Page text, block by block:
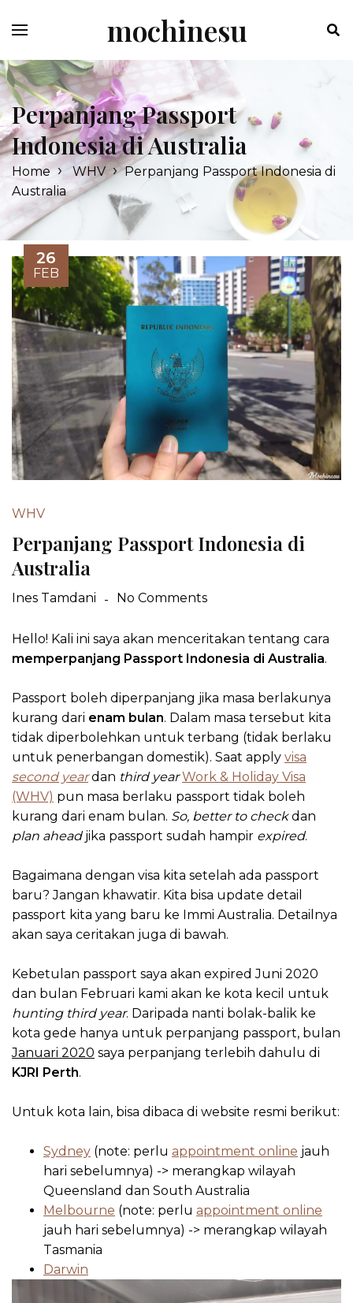
to
mochinesu
Perpanjang Passport
Indonesia di Australia
Home › WHV › Perpanjang Passport Indonesia di
Australia
26
FEB
WHV
Perpanjang Passport Indonesia di
Australia
Ines Tamdani No Comments
Hello! Kali ini saya akan menceritakan tentang cara
memperpanjang Passport Indonesia di Australia.
Passport boleh diperpanjang jika masa berlakunya
kurang dari enam bulan. Dalam masa tersebut kita
tidak diperbolehkan untuk terbang (tidak berlaku
untuk penerbangan domestik). Saat apply visa
second yeardan third year Work & Holiday Visa
(WHV) pun masa berlaku passport tidak boleh
kurang dari enam bulan. So, better to checkdan
plan aheadjika passport sudah hampir expired.
Bagaimana dengan visa kita setelah ada passport
baru? Jangan khawatir. Kita bisa update detail
passport kita yang baru ke Immi Australia. Detailnya
akan saya ceritakan juga di bawah.
Kebetulan passport saya akan expired Juni 2020
dan bulan Februari kami akan ke kota kecil untuk
hunting third year. Daripada nanti bolak-balik ke
kota gede hanya untuk perpanjang passport, bulan
Januari 2020 saya perpanjang terlebih dahulu di
KJRI Perth.
Untuk kota lain, bisa dibaca di website resmi berikut:
Sydney (note: perlu appointment online jauh
hari sebelumnya) -> merangkap wilayah
Queensland dan South Australia
Melbourne (note: perlu appointment online
jauh hari sebelumnya) -> merangkap wilayah
Tasmania
Darwin